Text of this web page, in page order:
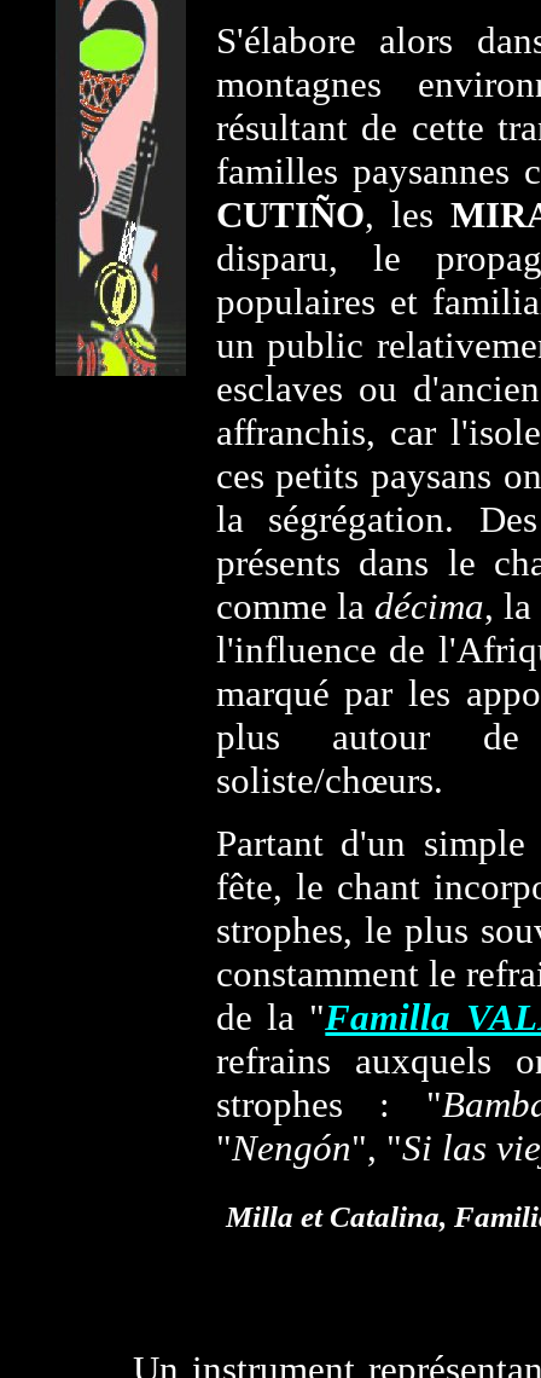
S'élabore alors
montagnes
résultant de cette
familles paysannes
CUTIÑO, les
disparu, le
populaires et
un public
esclaves ou
affranchis, car
ces petits paysans
la ségrégation.
présents dans le
comme la décima, la
l'influence de
marqué par les
plus autour de
soliste/chœurs.
Partant d'un
fête, le chant
strophes, le plus
constamment le
de la "Familla
refrains auxquels
strophes : "
"Nengón", "Si las
Milla et Catalina,
Un instrument